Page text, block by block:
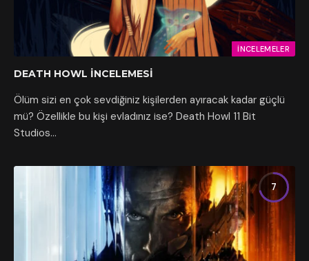
İNCELEMELER
DEATH HOWL İNCELEMESI
Ölüm sizi en çok sevdiğiniz kişilerden ayıracak kadar güçlü
mü? Özellikle bu kişi evladınız ise? Death Howl 11 Bit
Studios…
7